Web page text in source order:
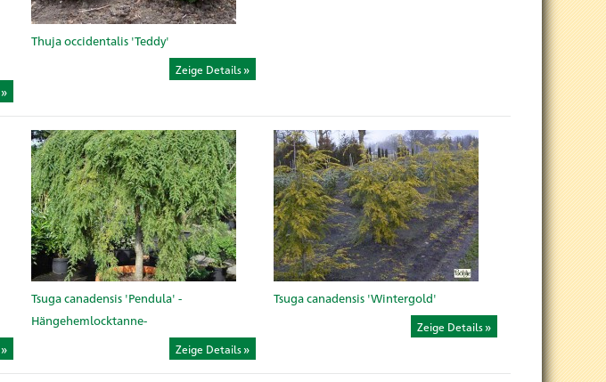
Thuja occidentalis 'Teddy'
Zeige Details
Tsuga canadensis 'Pendula' -
Hängehemlocktanne-
Zeige Details
Tsuga canadensis 'Wintergold'
Zeige Details